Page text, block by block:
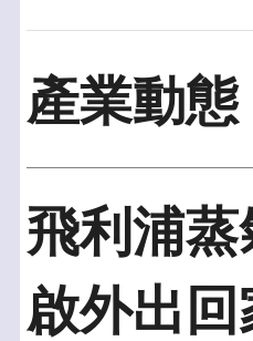
產業動態
飛利浦
啟外出